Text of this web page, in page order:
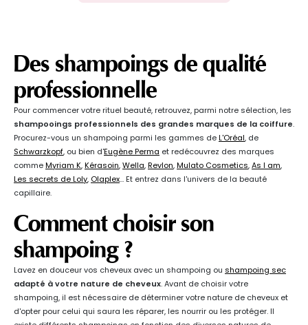
Des shampoings de qualité
professionnelle
Pour commencer votre rituel beauté, retrouvez, parmi notre sélection, les
shampooings professionnels des grandes marques de la coiffure.
Procurez-vous un shampoing parmi les gammes deL'Oréal, de
Schwarzkopf, ou bien d'Eugène Perma et redécouvrez des marques
commeMyriam K,Kérasoin,Wella,Revlon,Mulato Cosmetics,As I am,
Les secrets de Loly, Olaplex… Et entrez dans l'univers de la beauté
capillaire.
Comment choisir son
shampoing ?
Lavez en douceur vos cheveux avec un shampoing ou shampoing sec
adapté à votre nature de cheveux. Avant de choisir votre
shampoing, il est nécessaire de déterminer votre nature de cheveux et
d'opter pour celui qui saura les réparer, les nourrir ou les protéger. Il